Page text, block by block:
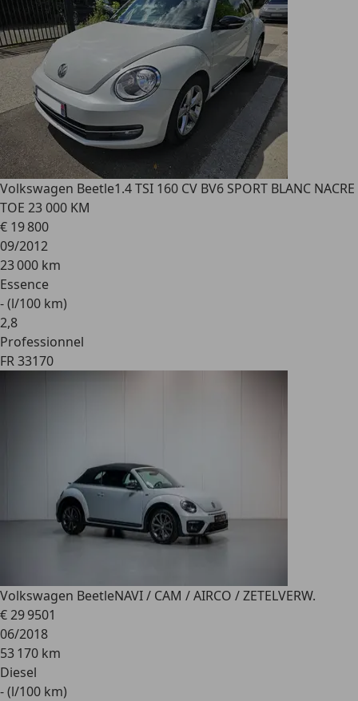
Volkswagen Beetle1.4 TSI 160 CV BV6 SPORT BLANC NACRE
TOE 23 000 KM
€ 19 800
09/2012
23 000 km
Essence
- (l/100 km)
2,8
Professionnel
FR 33170
Volkswagen BeetleNAVI / CAM / AIRCO / ZETELVERW.
€ 29 9501
06/2018
53 170 km
Diesel
- (l/100 km)